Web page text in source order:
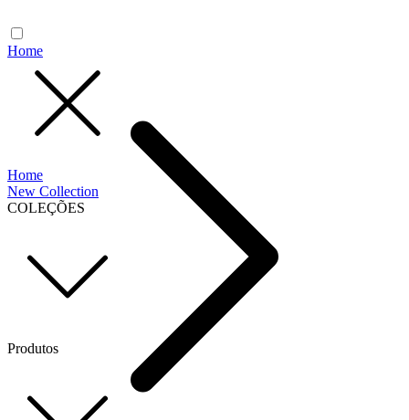
Home
New Collection
COLEÇÕES
Produtos
Home